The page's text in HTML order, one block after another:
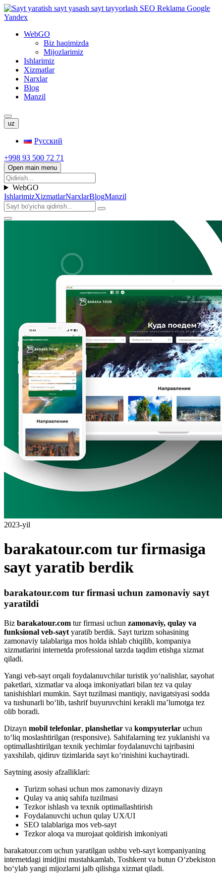
WebGO
Biz haqimizda
Mijozlarimiz
Ishlarimiz
Xizmatlar
Narxlar
Blog
Manzil
uz
Русский
+998 93 500 72 71
Open main menu
WebGO
IshlarimizXizmatlarNarxlarBlogManzil
2023-yil
barakatour.com tur firmasiga
sayt yaratib berdik
barakatour.com tur firmasi uchun zamonaviy sayt
yaratildi
Biz barakatour.com tur firmasi uchun zamonaviy, qulay va
funksional veb-sayt yaratib berdik. Sayt turizm sohasining
zamonaviy talablariga mos holda ishlab chiqilib, kompaniya
xizmatlarini internetda professional tarzda taqdim etishga xizmat
qiladi.
Yangi veb-sayt orqali foydalanuvchilar turistik yo‘nalishlar, sayohat
paketlari, xizmatlar va aloqa imkoniyatlari bilan tez va qulay
tanishishlari mumkin. Sayt tuzilmasi mantiqiy, navigatsiyasi sodda
va tushunarli bo‘lib, tashrif buyuruvchini kerakli ma’lumotga tez
olib boradi.
Dizayn mobil telefonlar, planshetlar va kompyuterlar uchun
to‘liq moslashtirilgan (responsive). Sahifalarning tez yuklanishi va
optimallashtirilgan texnik yechimlar foydalanuvchi tajribasini
yaxshilab, qidiruv tizimlarida sayt ko‘rinishini kuchaytiradi.
Saytning asosiy afzalliklari:
Turizm sohasi uchun mos zamonaviy dizayn
Qulay va aniq sahifa tuzilmasi
Tezkor ishlash va texnik optimallashtirish
Foydalanuvchi uchun qulay UX/UI
SEO talablariga mos veb-sayt
Tezkor aloqa va murojaat qoldirish imkoniyati
barakatour.com uchun yaratilgan ushbu veb-sayt kompaniyaning
internetdagi imidjini mustahkamlab, Toshkent va butun O‘zbekiston
bo‘ylab yangi mijozlarni jalb qilishga xizmat qiladi.